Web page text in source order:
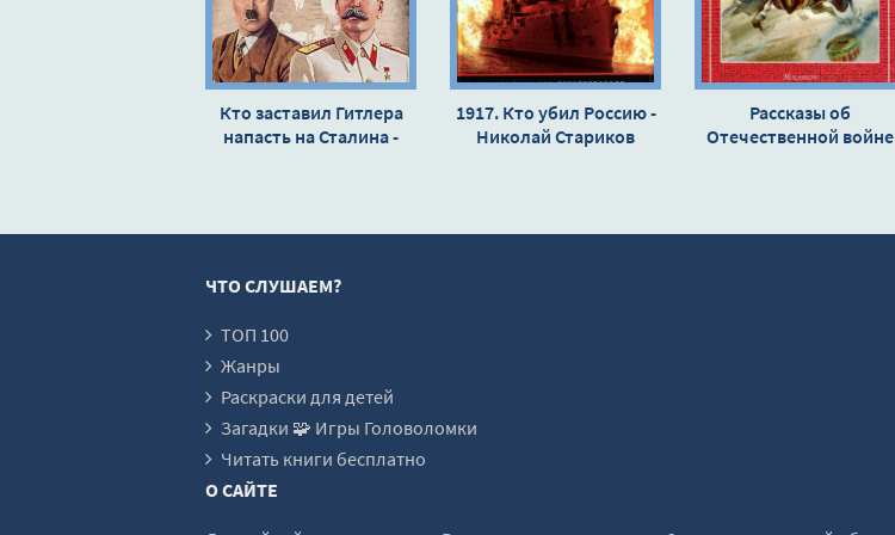
016
017
018
019
023
024
025
026
028
029
Кто заставил Гитлера
напасть на Сталина -
1917. Кто убил Россию -
Николай Стариков
Рассказы об
Отечественной войне
ЧТО СЛУШАЕМ?
ТОП 100
Жанры
Раскраски для детей
Загадки 🧩 Игры Головоломки
Читать книги бесплатно
О САЙТЕ